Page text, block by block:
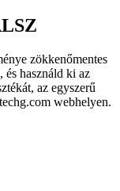
zökkenőmentes
használd ki az
az egyszerű
webhelyen.